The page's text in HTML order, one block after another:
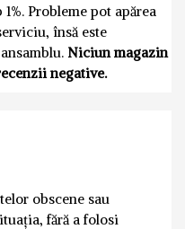
Probleme pot apărea
însă este
Niciun magazin
negative.
obscene sau
fără a folosi